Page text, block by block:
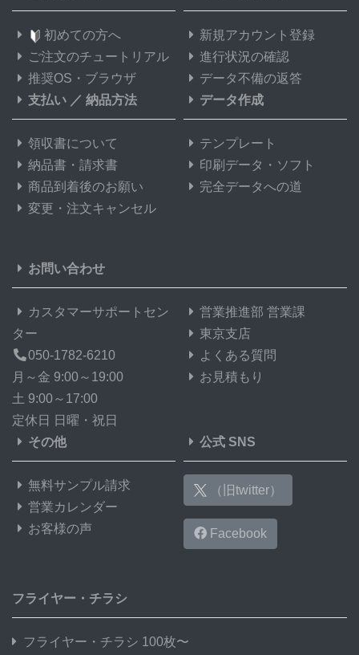
初めての方へ
ご注文のチュートリアル
推奨OS・ブラウザ
新規アカウント登録
進行状況の確認
データ不備の返答
支払い ／ 納品方法
領収書について
納品書・請求書
商品到着後のお願い
変更・注文キャンセル
データ作成
テンプレート
印刷データ・ソフト
完全データへの道
お問い合わせ
カスタマーサポートセン
ター
050-1782-6210
月～金 9:00～19:00
土 9:00～17:00
定休日 日曜・祝日
営業推進部 営業課
東京支店
よくある質問
お見積もり
その他
無料サンプル請求
営業カレンダー
お客様の声
公式 SNS
（旧twitter）
Facebook
フライヤー・チラシ
フライヤー・チラシ 100枚〜